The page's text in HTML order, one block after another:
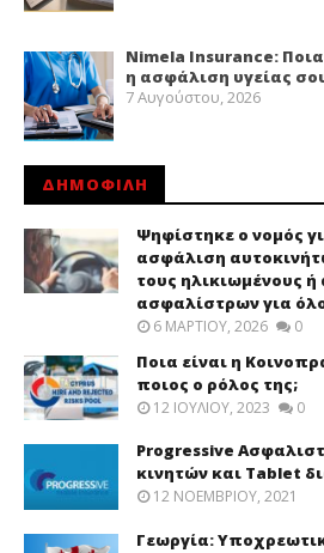
Nimela Insurance:
η ασφάλιση υγείας
7 Αυγούστου, 2026
ΔΗΜΟΦΙΛΗ
Ψηφίστηκε ο νομός
ασφάλιση
τους ηλικιωμένους ή
ασφαλίστρων για
6 ΜΑΡΤΊΟΥ, 2026 0
Ποια είναι η
ποιος ο ρόλος της;
12 ΙΟΥΛΊΟΥ, 2023 0
Progressive
κινητών και Tablet
12 ΝΟΕΜΒΡΊΟΥ, 2021
Γεωργία: